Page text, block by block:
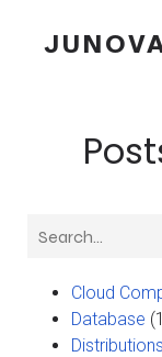
Cloud
Database
Distributions